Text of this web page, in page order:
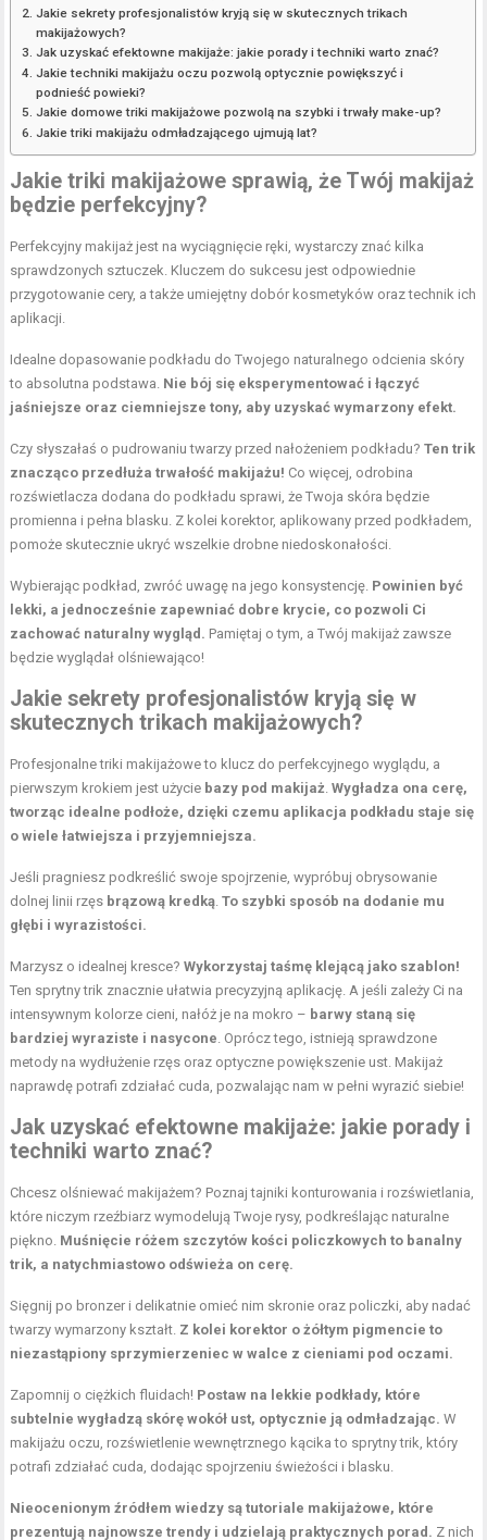
Jakie sekrety profesjonalistów kryją się w skutecznych trikach
makijażowych?
Jak uzyskać efektowne makijaże: jakie porady i techniki warto znać?
Jakie techniki makijażu oczu pozwolą optycznie powiększyć i
podnieść powieki?
Jakie domowe triki makijażowe pozwolą na szybki i trwały make-up?
Jakie triki makijażu odmładzającego ujmują lat?
Jakie triki makijażowe sprawią, że Twój makijaż
będzie perfekcyjny?
Perfekcyjny makijaż jest na wyciągnięcie ręki, wystarczy znać kilka
sprawdzonych sztuczek. Kluczem do sukcesu jest odpowiednie
przygotowanie cery, a także umiejętny dobór kosmetyków oraz technik ich
aplikacji.
Idealne dopasowanie podkładu do Twojego naturalnego odcienia skóry
to absolutna podstawa. Nie bój się eksperymentować i łączyć
jaśniejsze oraz ciemniejsze tony, aby uzyskać wymarzony efekt.
Czy słyszałaś o pudrowaniu twarzy przed nałożeniem podkładu?Ten trik
znacząco przedłuża trwałość makijażu! Co więcej, odrobina
rozświetlacza dodana do podkładu sprawi, że Twoja skóra będzie
promienna i pełna blasku. Z kolei korektor, aplikowany przed podkładem,
pomoże skutecznie ukryć wszelkie drobne niedoskonałości.
Wybierając podkład, zwróć uwagę na jego konsystencję. Powinien być
lekki, a jednocześnie zapewniać dobre krycie, co pozwoli Ci
zachować naturalny wygląd. Pamiętaj o tym, a Twój makijaż zawsze
będzie wyglądał olśniewająco!
Jakie sekrety profesjonalistów kryją się w
skutecznych trikach makijażowych?
Profesjonalne triki makijażowe to klucz do perfekcyjnego wyglądu, a
pierwszym krokiem jest użycie bazy pod makijaż .Wygładza ona cerę,
tworząc idealne podłoże, dzięki czemu aplikacja podkładu staje się
o wiele łatwiejsza i przyjemniejsza.
Jeśli pragniesz podkreślić swoje spojrzenie, wypróbuj obrysowanie
dolnej linii rzęs brązową kredką .To szybki sposób na dodanie mu
głębi i wyrazistości.
Marzysz o idealnej kresce?Wykorzystaj taśmę klejącą jako szablon!
Ten sprytny trik znacznie ułatwia precyzyjną aplikację. A jeśli zależy Ci na
intensywnym kolorze cieni, nałóż je na mokro – barwy staną się
bardziej wyraziste i nasycone . Oprócz tego, istnieją sprawdzone
metody na wydłużenie rzęs oraz optyczne powiększenie ust. Makijaż
naprawdę potrafi zdziałać cuda, pozwalając nam w pełni wyrazić siebie!
Jak uzyskać efektowne makijaże: jakie porady i
techniki warto znać?
Chcesz olśniewać makijażem? Poznaj tajniki konturowania i rozświetlania,
które niczym rzeźbiarz wymodelują Twoje rysy, podkreślając naturalne
piękno. Muśnięcie różem szczytów kości policzkowych to banalny
trik, a natychmiastowo odświeża on cerę.
Sięgnij po bronzer i delikatnie omieć nim skronie oraz policzki, aby nadać
twarzy wymarzony kształt. Z kolei korektor o żółtym pigmencie to
niezastąpiony sprzymierzeniec w walce z cieniami pod oczami.
Zapomnij o ciężkich fluidach! Postaw na lekkie podkłady, które
subtelnie wygładzą skórę wokół ust, optycznie ją odmładzając. W
makijażu oczu, rozświetlenie wewnętrznego kącika to sprytny trik, który
potrafi zdziałać cuda, dodając spojrzeniu świeżości i blasku.
Nieocenionym źródłem wiedzy są tutoriale makijażowe, które
prezentują najnowsze trendy i udzielają praktycznych porad. Z nich